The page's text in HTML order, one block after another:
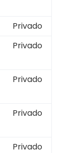
Privado
Privado
Privado
Privado
Privado